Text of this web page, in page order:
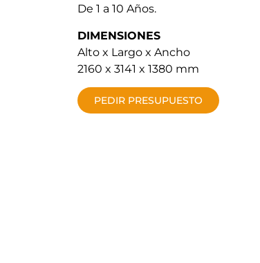
De 1 a 10 Años.
DIMENSIONES
Alto x Largo x Ancho
2160 x 3141 x 1380 mm
PEDIR PRESUPUESTO